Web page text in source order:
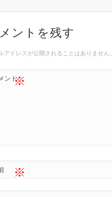
ントを残す
アドレスが公開されることはありません。
ント※
※